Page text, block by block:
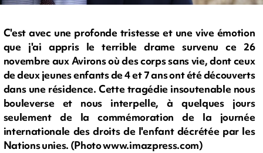
C'est avec une profonde tristesse et une vive émotion
que j'ai appris le terrible drame survenu ce 26
novembre aux Avirons où des corps sans vie, dont ceux
de deux jeunes enfants de 4 et 7 ans ont été découverts
dans une résidence. Cette tragédie insoutenable nous
bouleverse et nous interpelle, à quelques jours
seulement de la commémoration de la journée
internationale des droits de l'enfant décrétée par les
Nations unies. (Photo www.imazpress.com)